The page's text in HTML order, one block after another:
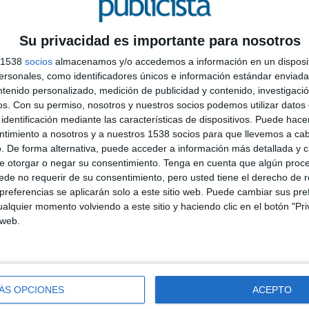
Su privacidad es importante para nosotros
socios almacenamos y/o accedemos a información en un
como identificadores únicos e información estándar
personalizado, medición de publicidad y contenido,
Con su permiso, nosotros y nuestros socios podemos utilizar datos
mediante las características de dispositivos. Puede
a nosotros y a nuestros 1538 socios para que llevemos a
De forma alternativa, puede acceder a información más detallada y
otorgar o negar su consentimiento. Tenga en cuenta que algún
no requerir de su consentimiento, pero usted tiene el derecho de
se aplicarán solo a este sitio web. Puede cambiar sus
momento volviendo a este sitio y haciendo clic en el botón
OPCIONES ACEPTO
creativo: “La Miguelturra para dejar de fumar”;
con la ayuda de los vecinos del pueblo para
tabaco.
enmedios digitales en territorio nacionaly
de 5 ciudades: Madrid, Barcelona, Valencia,
creación de unalanding page donde la gente
dejar de fumar.
con personas reales que alientan a los
diferente, donde hablan las personas para las
sido crear ese espacio desde la creatividad y la
Manifiesto.
y acceso al mercado de Teva, explica
muy complicado; por eso, confiamos en esta
la importancia de acudir a un profesional sanitario
de deshabituación tabáquica”.